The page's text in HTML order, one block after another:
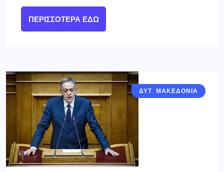
ΠΕΡΙΣΣΌΤΕΡΑ ΕΔΏ
ΔΥΤ. ΜΑΚΕΔΟΝΙΑ